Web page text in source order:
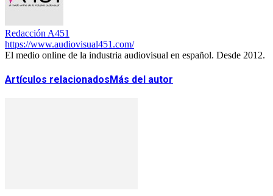
Redacción A451
https://www.audiovisual451.com/
El medio online de la industria audiovisual en español. Desde 2012.
Artículos relacionadosMás del autor